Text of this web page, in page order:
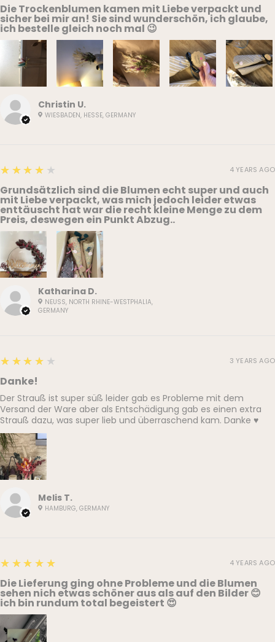
Christin U.
WIESBADEN, HESSE, GERMANY
Die Trockenblumen kamen mit Liebe verpackt und
sicher bei mir an! Sie sind wunderschön, ich glaube,
ich bestelle gleich noch mal 😉
Katharina D.
NEUSS, NORTH RHINE-WESTPHALIA,
GERMANY
4
★★★★★
Grundsätzlich sind die Blumen echt super und auch
mit Liebe verpackt, was mich jedoch leider etwas
enttäuscht hat war die recht kleine Menge zu dem
Preis, deswegen ein Punkt Abzug..
4 YEARS AGO
Melis T.
HAMBURG, GERMANY
4
★★★★★
Danke!
Der Strauß ist super süß leider gab es Probleme mit dem
Versand der Ware aber als Entschädigung gab es einen extra
Strauß dazu, was super lieb und überraschend kam. Danke ♥️
3 YEARS AGO
5
★★★★★
Die Lieferung ging ohne Probleme und die Blumen
sehen nich etwas schöner aus als auf den Bilder 😊
ich bin rundum total begeistert 😍
4 YEARS AGO